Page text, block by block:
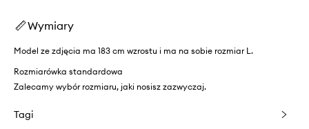
Wymiary
Model ze zdjęcia ma 183 cm wzrostu i ma na sobie rozmiar L.
Rozmiarówka standardowa
Zalecamy wybór rozmiaru, jaki nosisz zazwyczaj.
Tagi